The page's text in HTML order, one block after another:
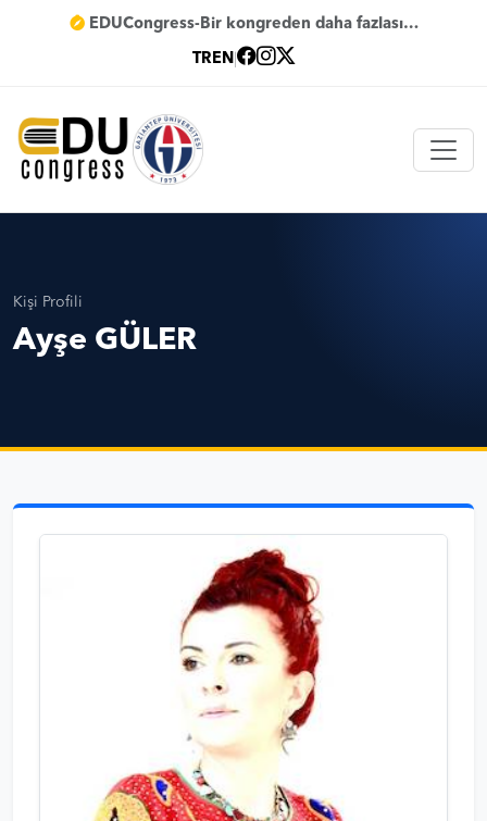
EDUCongress-Bir kongreden daha fazlası…
TREN
Kişi Profili
Ayşe GÜLER